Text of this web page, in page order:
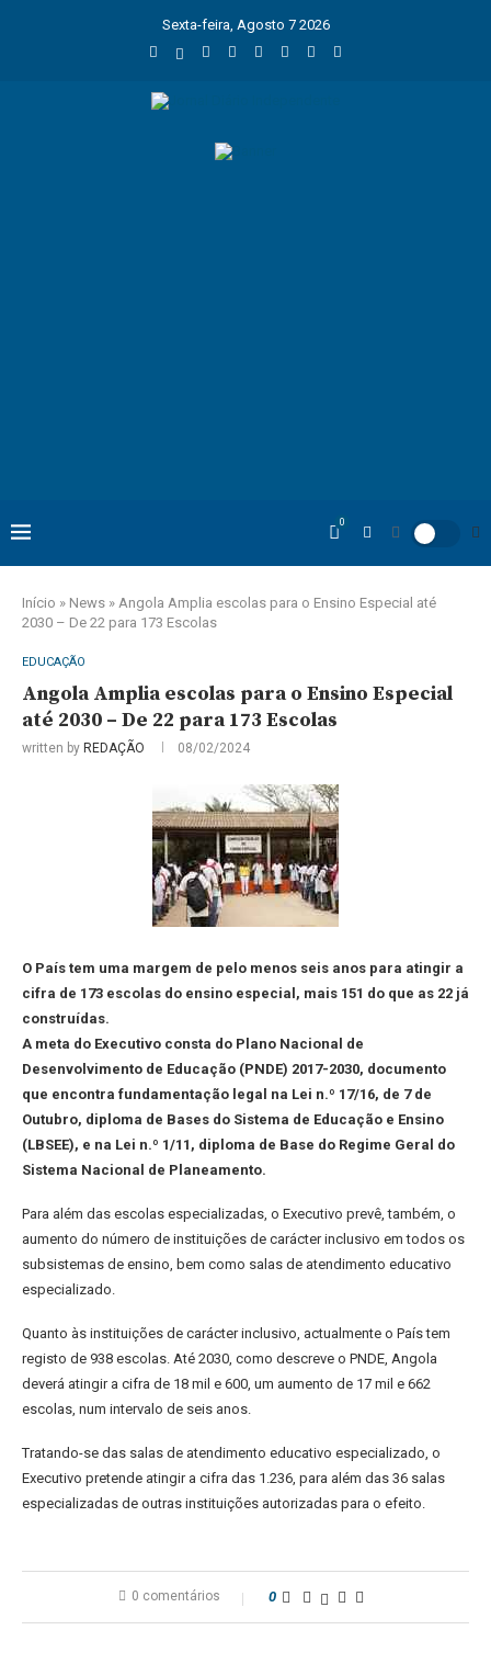
Sexta-feira, Agosto 7 2026
0
Início » News » Angola Amplia escolas para o Ensino Especial até
2030 – De 22 para 173 Escolas
EDUCAÇÃO
Angola Amplia escolas para o Ensino Especial
até 2030 – De 22 para 173 Escolas
written by REDAÇÃO 08/02/2024
O País tem uma margem de pelo menos seis anos para atingir a
cifra de 173 escolas do ensino especial, mais 151 do que as 22 já
construídas.
A meta do Executivo consta do Plano Nacional de
Desenvolvimento de Educação (PNDE) 2017-2030, documento
que encontra fundamentação legal na Lei n.º 17/16, de 7 de
Outubro, diploma de Bases do Sistema de Educação e Ensino
(LBSEE), e na Lei n.º 1/11, diploma de Base do Regime Geral do
Sistema Nacional de Planeamento.
Para além das escolas especializadas, o Executivo prevê, também, o
aumento do número de instituições de carácter inclusivo em todos os
subsistemas de ensino, bem como salas de atendimento educativo
especializado.
Quanto às instituições de carácter inclusivo, actualmente o País tem
registo de 938 escolas. Até 2030, como descreve o PNDE, Angola
deverá atingir a cifra de 18 mil e 600, um aumento de 17 mil e 662
escolas, num intervalo de seis anos.
Tratando-se das salas de atendimento educativo especializado, o
Executivo pretende atingir a cifra das 1.236, para além das 36 salas
especializadas de outras instituições autorizadas para o efeito.
0 comentários 0